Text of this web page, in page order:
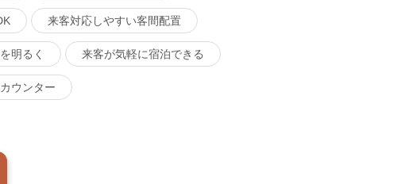
来客対応しやすい客間配置
明るく 来客が気軽に宿泊できる
ウンター